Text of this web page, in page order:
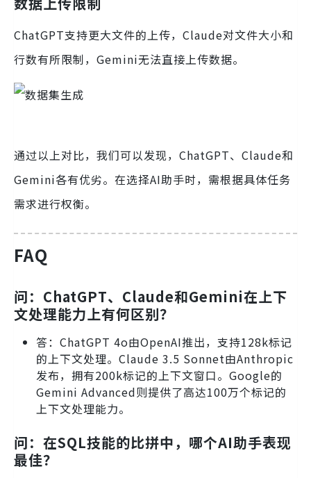
ChatGPT支持更大文件的上传，Claude对文件大小和
行数有所限制，Gemini无法直接上传数据。
通过以上对比，我们可以发现，ChatGPT、Claude和
Gemini各有优劣。在选择AI助手时，需根据具体任务
需求进行权衡。
FAQ
问：ChatGPT、Claude和Gemini在上下
文处理能力上有何区别？
答：ChatGPT 4o由OpenAI推出，支持128k标记
的上下文处理。Claude 3.5 Sonnet由Anthropic
发布，拥有200k标记的上下文窗口。Google的
Gemini Advanced则提供了高达100万个标记的
上下文处理能力。
问：在SQL技能的比拼中，哪个AI助手表现
最佳？